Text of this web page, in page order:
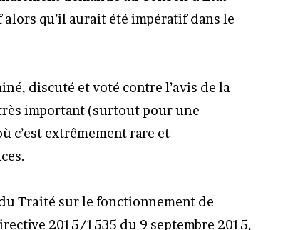
qu’il aurait été impératif dans le
discuté et voté contre l’avis de la
important (surtout pour une
c’est extrêmement rare et
Traité sur le fonctionnement de
2015/1535 du 9 septembre 2015,